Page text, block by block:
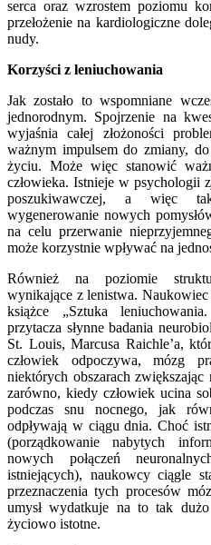
serca oraz wzrostem poziomu
przełożenie na kardiologiczne
nudy.
Korzyści z leniuchowania
Jak zostało to wspomniane
jednorodnym. Spojrzenie na
wyjaśnia całej złożoności
ważnym impulsem do zmiany,
życiu. Może więc stanowić
człowieka. Istnieje w psychologii
poszukiwawczej, a więc
wygenerowanie nowych
na celu przerwanie
może korzystnie wpływać na
Również na poziomie
wynikające z lenistwa.
książce „Sztuka
przytacza słynne badania
St. Louis, Marcusa Raichle’a,
człowiek odpoczywa, mózg
niektórych obszarach
zarówno, kiedy człowiek ucina
podczas snu nocnego, jak
odpływają w ciągu dnia. Choć
(porządkowanie nabytych
nowych połączeń
istniejących), naukowcy ciągle
przeznaczenia tych procesów
umysł wydatkuje na to tak
życiowo istotne.